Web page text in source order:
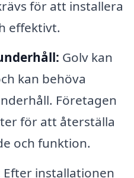
för att installera
effektivt.
Golv kan
kan behöva
Företagen
för att återställa
och funktion.
Efter installationen